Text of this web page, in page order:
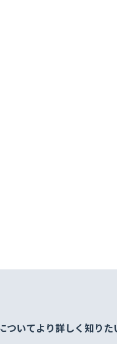
ついてより詳しく知りた